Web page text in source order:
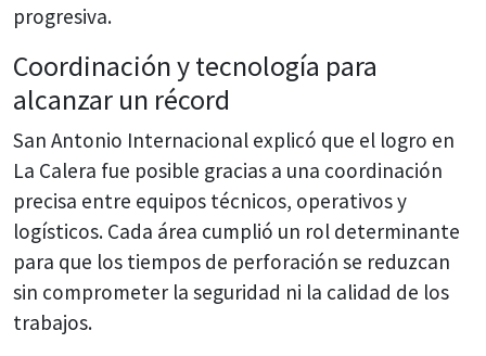
progresiva.
Coordinación y tecnología para
alcanzar un récord
San Antonio Internacional explicó que el logro en
La Calera fue posible gracias a una coordinación
precisa entre equipos técnicos, operativos y
logísticos. Cada área cumplió un rol determinante
para que los tiempos de perforación se reduzcan
sin comprometer la seguridad ni la calidad de los
trabajos.